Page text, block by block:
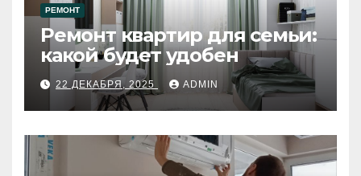
РЕМОНТ
Ремонт квартир для семьи:
какой будет удобен
22 ДЕКАБРЯ, 2025 ADMIN